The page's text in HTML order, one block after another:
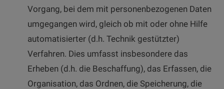
Vorgang, bei dem mit personenbezogenen Daten
umgegangen wird, gleich ob mit oder ohne Hilfe
automatisierter (d.h. Technik gestützter)
Verfahren. Dies umfasst insbesondere das
Erheben (d.h. die Beschaffung), das Erfassen, die
Organisation, das Ordnen, die Speicherung, die